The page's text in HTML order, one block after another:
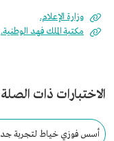
وزارة الإعلام.
مكتبة الملك فهد الوطنية.
الاختبارات ذات الصلة
أسس فوزي خياط لتجربة